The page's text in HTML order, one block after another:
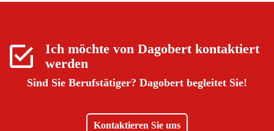
Ich möchte von Dagobertkontaktiert
werden
Sind Sie Berufstätiger? Dagobert begleitet Sie!
Kontaktieren Sie uns